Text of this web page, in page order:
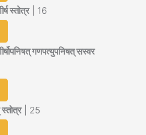
स्तोत्र| 16
गणपत्युपनिषत् सस्वर
स्तोत्र| 25